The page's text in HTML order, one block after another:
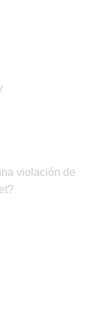
violación de